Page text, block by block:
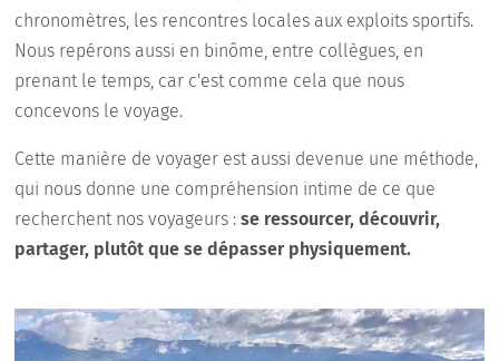
chronomètres, les rencontres locales aux exploits sportifs.
Nous repérons aussi en binôme, entre collègues, en
prenant le temps, car c'est comme cela que nous
concevons le voyage.
Cette manière de voyager est aussi devenue une méthode,
qui nous donne une compréhension intime de ce que
recherchent nos voyageurs :se ressourcer, découvrir,
partager, plutôt que se dépasser physiquement.